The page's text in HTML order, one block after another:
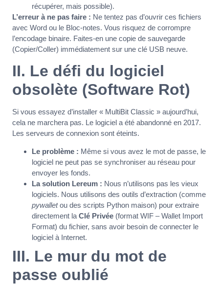
récupérer, mais possible).
L’erreur à ne pas faire : Ne tentez pas d’ouvrir ces fichiers
avec Word ou le Bloc-notes. Vous risquez de corrompre
l’encodage binaire. Faites-en une copie de sauvegarde
(Copier/Coller) immédiatement sur une clé USB neuve.
II. Le défi du logiciel
obsolète (Software Rot)
Si vous essayez d’installer « MultiBit Classic » aujourd’hui,
cela ne marchera pas. Le logiciel a été abandonné en 2017.
Les serveurs de connexion sont éteints.
Le problème : Même si vous avez le mot de passe, le
logiciel ne peut pas se synchroniser au réseau pour
envoyer les fonds.
La solution Lereum : Nous n’utilisons pas les vieux
logiciels. Nous utilisons des outils d’extraction (comme
pywalletou des scripts Python maison) pour extraire
directement la Clé Privée (format WIF – Wallet Import
Format) du fichier, sans avoir besoin de connecter le
logiciel à Internet.
III. Le mur du mot de
passe oublié